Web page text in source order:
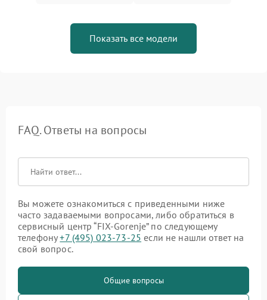
Показать все модели
FAQ. Ответы на вопросы
Вы можете ознакомиться с приведенными ниже
часто задаваемыми вопросами, либо обратиться в
сервисный центр “FIX-Gorenje” по следующему
телефону+7 (495) 023-73-25 если не нашли ответ на
свой вопрос.
Общие вопросы